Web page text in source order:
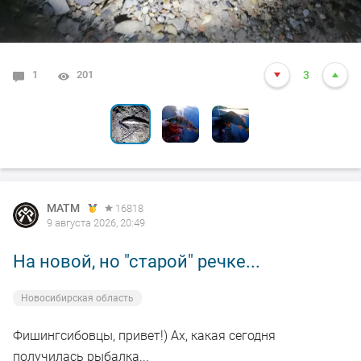
1 201 3
0 3367 10
0 3278 3
MATM
16818
9 августа 2026, 20:49
На новой, но "старой" речке...
Новосибирская область
Фишингсибовцы, привет!) Ах, какая сегодня
получилась рыбалка...